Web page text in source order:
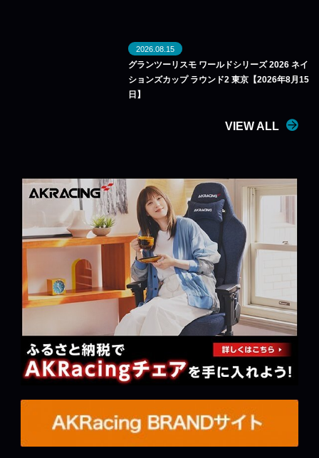
2026.08.15
グランツーリスモ ワールドシリーズ 2026 ネイ
ションズカップ ラウンド2 東京【2026年8月15
日】
VIEW ALL